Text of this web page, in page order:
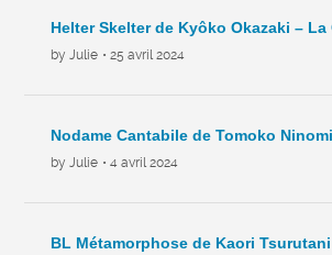
by Julie • 25 avril 2024
by Julie • 4 avril 2024